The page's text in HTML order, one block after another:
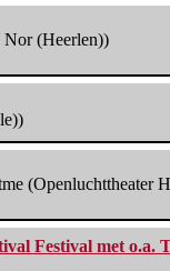
(Heerlen))
(Openluchttheater
Festival met o.a.